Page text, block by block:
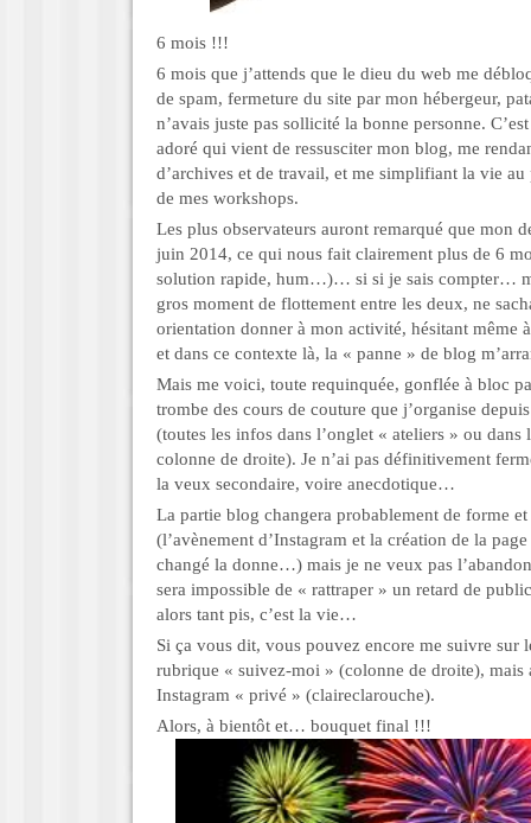
6 mois !!!
6 mois que j’attends que le dieu du web me
de spam, fermeture du site par mon hébergeur,
n’avais juste pas sollicité la bonne personne.
adoré qui vient de ressusciter mon blog, me
d’archives et de travail, et me simplifiant la vie au
de mes workshops.
Les plus observateurs auront remarqué que mon
juin 2014, ce qui nous fait clairement plus de 6
solution rapide, hum…)… si si je sais compter…
gros moment de flottement entre les deux, ne
orientation donner à mon activité, hésitant même
et dans ce contexte là, la « panne » de blog
Mais me voici, toute requinquée, gonflée à bloc
trombe des cours de couture que j’organise
(toutes les infos dans l’onglet « ateliers » ou dans
colonne de droite). Je n’ai pas définitivement
la veux secondaire, voire anecdotique…
La partie blog changera probablement de forme
(l’avènement d’Instagram et la création de la
changé la donne…) mais je ne veux pas
sera impossible de « rattraper » un retard de
alors tant pis, c’est la vie…
Si ça vous dit, vous pouvez encore me suivre sur
rubrique « suivez-moi » (colonne de droite), mais
Instagram « privé » (claireclarouche).
Alors, à bientôt et… bouquet final !!!